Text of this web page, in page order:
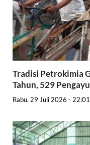
Tradisi Petrokimia
Tahun, 529
Rabu, 29 Juli 2026 - 22:01